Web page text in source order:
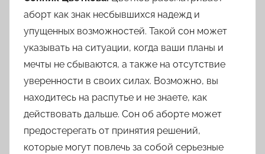
аборт как знак несбывшихся надежд и
упущенных возможностей. Такой сон может
указывать на ситуации, когда ваши планы и
мечты не сбываются, а также на отсутствие
уверенности в своих силах. Возможно, вы
находитесь на распутье и не знаете, как
действовать дальше. Сон об аборте может
предостерегать от принятия решений,
которые могут повлечь за собой серьезные